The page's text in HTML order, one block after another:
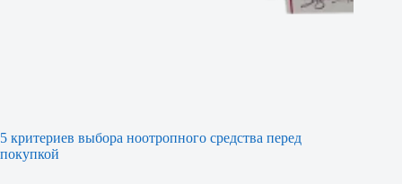
5 критериев выбора ноотропного средства перед
покупкой